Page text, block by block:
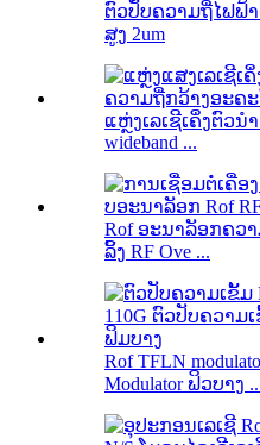
ຕົວປັບຄວາມຖີ່ໄຟຟ້າ
ສູງ 2um
ແຫຼ່ງເລເຊີເຄິ່ງຕົວນ
wideband ...
Rof ອະນາລັອກຄວາ
ລິ້ງ RF Ove ...
Rof TFLN
Modulator ຟິວບາງ